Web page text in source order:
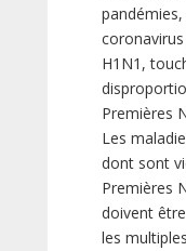
H1N1,
Premières
Les
dont sont
Premières
doivent
les